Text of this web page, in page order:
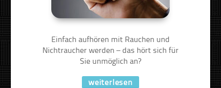
Einfach aufhören mit Rauchen und
Nichtraucher werden – das hört sich für
Sie unmöglich an?
weiterlesen